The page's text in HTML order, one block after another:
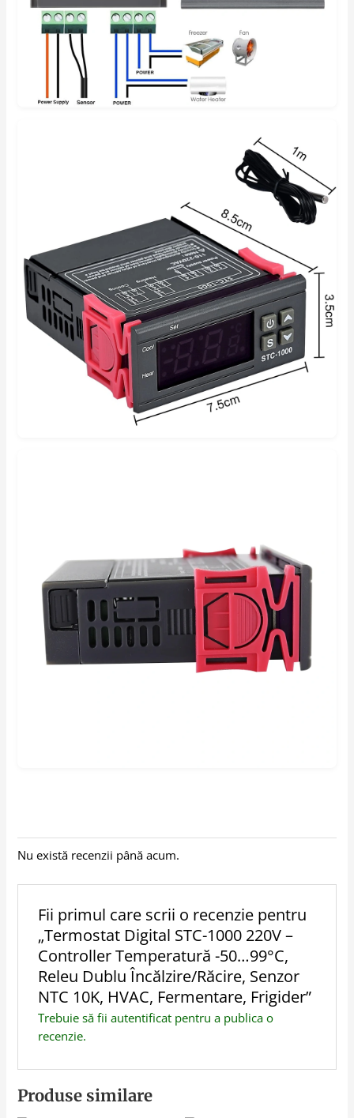
Nu există recenzii până acum.
Fii primul care scrii o recenzie pentru
„Termostat Digital STC-1000 220V –
Controller Temperatură -50…99°C,
Releu Dublu Încălzire/Răcire, Senzor
NTC 10K, HVAC, Fermentare, Frigider”
Trebuie să fii autentificatpentru a publica o
recenzie.
Produse similare